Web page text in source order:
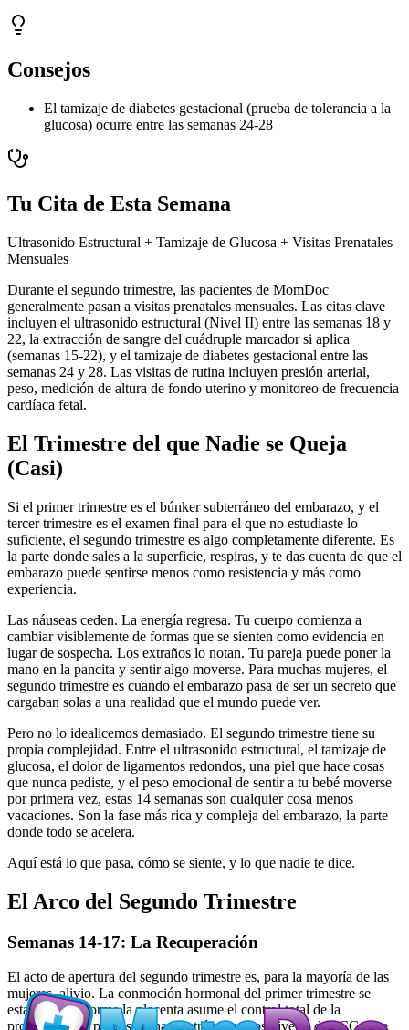
Consejos
El tamizaje de diabetes gestacional (prueba de tolerancia a la
glucosa) ocurre entre las semanas 24-28
Tu Cita de Esta Semana
Ultrasonido Estructural + Tamizaje de Glucosa + Visitas Prenatales
Mensuales
Durante el segundo trimestre, las pacientes de MomDoc
generalmente pasan a visitas prenatales mensuales. Las citas clave
incluyen el ultrasonido estructural (Nivel II) entre las semanas 18 y
22, la extracción de sangre del cuádruple marcador si aplica
(semanas 15-22), y el tamizaje de diabetes gestacional entre las
semanas 24 y 28. Las visitas de rutina incluyen presión arterial,
peso, medición de altura de fondo uterino y monitoreo de frecuencia
cardíaca fetal.
El Trimestre del que Nadie se Queja
(Casi)
Si el primer trimestre es el búnker subterráneo del embarazo, y el
tercer trimestre es el examen final para el que no estudiaste lo
suficiente, el segundo trimestre es algo completamente diferente. Es
la parte donde sales a la superficie, respiras, y te das cuenta de que el
embarazo puede sentirse menos como resistencia y más como
experiencia.
Las náuseas ceden. La energía regresa. Tu cuerpo comienza a
cambiar visiblemente de formas que se sienten como evidencia en
lugar de sospecha. Los extraños lo notan. Tu pareja puede poner la
mano en la pancita y sentir algo moverse. Para muchas mujeres, el
segundo trimestre es cuando el embarazo pasa de ser un secreto que
cargaban solas a una realidad que el mundo puede ver.
Pero no lo idealicemos demasiado. El segundo trimestre tiene su
propia complejidad. Entre el ultrasonido estructural, el tamizaje de
glucosa, el dolor de ligamentos redondos, una piel que hace cosas
que nunca pediste, y el peso emocional de sentir a tu bebé moverse
por primera vez, estas 14 semanas son cualquier cosa menos
vacaciones. Son la fase más rica y compleja del embarazo, la parte
donde todo se acelera.
Aquí está lo que pasa, cómo se siente, y lo que nadie te dice.
El Arco del Segundo Trimestre
Semanas 14-17: La Recuperación
El acto de apertura del segundo trimestre es, para la mayoría de las
mujeres, alivio. La conmoción hormonal del primer trimestre se
estabiliza conforme la placenta asume el control total de la
producción de progesterona y estrógeno. Los niveles de hCG, que